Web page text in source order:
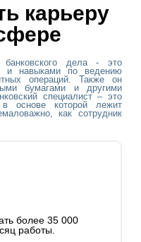
карьеру
банковского дела - это
и навыками по ведению
операций. Также он
бумагами и другими
специалист – это
в основе которой лежит
как сотрудник
более 35 000
работы.